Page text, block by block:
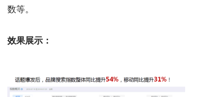
数等。
效果展示：